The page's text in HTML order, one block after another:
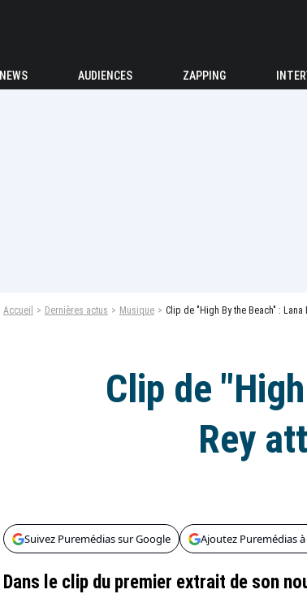
NEWS AUDIENCES ZAPPING
Accueil Dernières actus Musique Clip de "High By the Beach" :
Clip de
Rey
Suivez Puremédias sur Google Ajoutez Puremédias
Dans le clip du premier extrait de son